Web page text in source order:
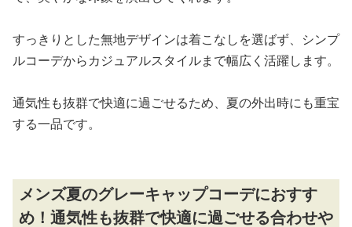
すっきりとした無地デザインは着こなしを選ばず、シンプ
ルコーデからカジュアルスタイルまで幅広く活躍します。
通気性も抜群で快適に過ごせるため、夏の外出時にも重宝
する一品です。
メンズ夏のグレーキャップコーデにおすす
め！通気性も抜群で快適に過ごせる合わせや